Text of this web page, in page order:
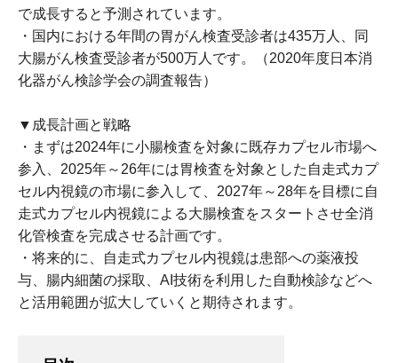
で成長すると予測されています。
・国内における年間の胃がん検査受診者は435万人、同
大腸がん検査受診者が500万人です。（2020年度日本消
化器がん検診学会の調査報告）
▼成長計画と戦略
・まずは2024年に小腸検査を対象に既存カプセル市場へ
参入、2025年～26年には胃検査を対象とした自走式カプ
セル内視鏡の市場に参入して、2027年～28年を目標に自
走式カプセル内視鏡による大腸検査をスタートさせ全消
化管検査を完成させる計画です。
・将来的に、自走式カプセル内視鏡は患部への薬液投
与、腸内細菌の採取、AI技術を利用した自動検診などへ
と活用範囲が拡大していくと期待されます。